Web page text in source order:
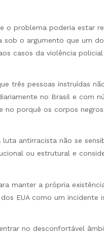
o problema poderia estar
sob o argumento que um
casos da violência
três pessoas instruídas
no Brasil e com
no porquê os corpos
antirracista não se
ou estrutural e
manter a própria
EUA como um incidente
no desconfortável